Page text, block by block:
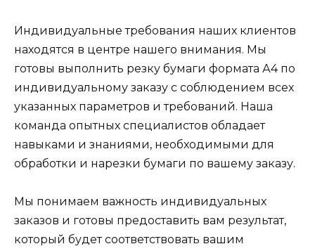
Индивидуальные требования наших клиентов
находятся в центре нашего внимания. Мы
готовы выполнить резку бумаги формата А4 по
индивидуальному заказу с соблюдением всех
указанных параметров и требований. Наша
команда опытных специалистов обладает
навыками и знаниями, необходимыми для
обработки и нарезки бумаги по вашему заказу.
Мы понимаем важность индивидуальных
заказов и готовы предоставить вам результат,
который будет соответствовать вашим